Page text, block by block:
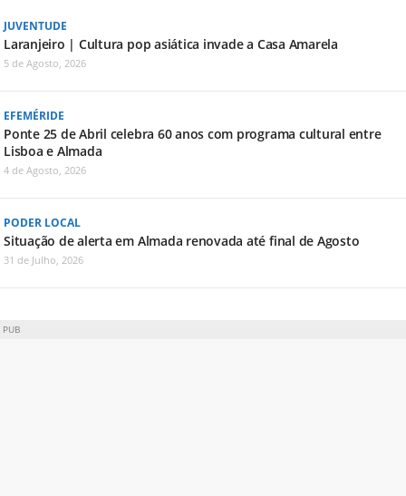
JUVENTUDE
Laranjeiro | Cultura pop asiática invade a Casa Amarela
5 de Agosto, 2026
EFEMÉRIDE
Ponte 25 de Abril celebra 60 anos com programa cultural entre
Lisboa e Almada
4 de Agosto, 2026
PODER LOCAL
Situação de alerta em Almada renovada até final de Agosto
31 de Julho, 2026
PUB